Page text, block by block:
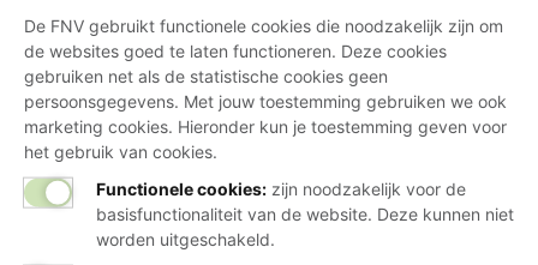
De FNV gebruikt functionele cookies die noodzakelijk zijn om
de websites goed te laten functioneren. Deze cookies
gebruiken net als de statistische cookies geen
persoonsgegevens. Met jouw toestemming gebruiken we ook
marketing cookies. Hieronder kun je toestemming geven voor
het gebruik van cookies.
Functionele cookies: zijn noodzakelijk voor de
basisfunctionaliteit van de website. Deze kunnen niet
worden uitgeschakeld.